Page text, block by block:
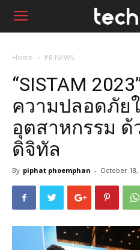
Home PR NEWS
“SISTAM
ความปลอดภัย
อุตสาหกรรม ด้
ดิจิทัล
By piphat phoemphan - October 18,